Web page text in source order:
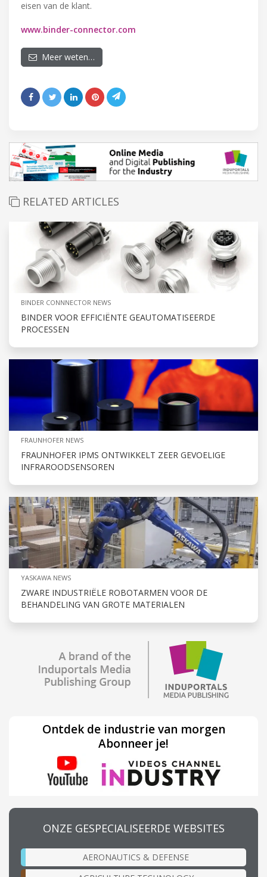
eisen van de klant.
www.binder-connector.com
Meer weten…
RELATED ARTICLES
BINDER CONNNECTOR NEWS
BINDER VOOR EFFICIËNTE GEAUTOMATISEERDE
PROCESSEN
FRAUNHOFER NEWS
FRAUNHOFER IPMS ONTWIKKELT ZEER GEVOELIGE
INFRAROODSENSOREN
YASKAWA NEWS
ZWARE INDUSTRIËLE ROBOTARMEN VOOR DE
BEHANDELING VAN GROTE MATERIALEN
Ontdek de industrie van morgen
Abonneer je!
ONZE GESPECIALISEERDE WEBSITES
AERONAUTICS & DEFENSE